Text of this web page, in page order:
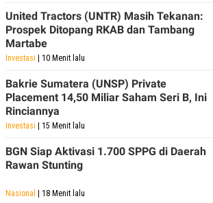
N
G
K
G
E
D
I
A
I
SITEMAPPROFILE
United Tractors (UNTR) Masih Tekanan:
Prospek Ditopang RKAB dan Tambang
Martabe
Investasi | 10 Menit lalu
Bakrie Sumatera (UNSP) Private
Placement 14,50 Miliar Saham Seri B, Ini
Rinciannya
Investasi | 15 Menit lalu
BGN Siap Aktivasi 1.700 SPPG di Daerah
Rawan Stunting
Nasional | 18 Menit lalu